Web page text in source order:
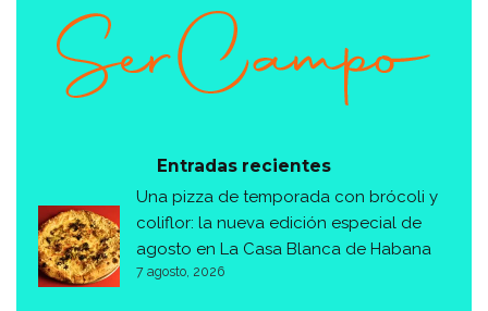
Entradas recientes
Una pizza de temporada con brócoli y
coliflor: la nueva edición especial de
agosto en La Casa Blanca de Habana
7 agosto, 2026